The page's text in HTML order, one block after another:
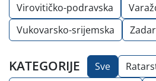
Virovitičko-podravska
Vukovarsko-srijemska
KATEGORIJE Sve